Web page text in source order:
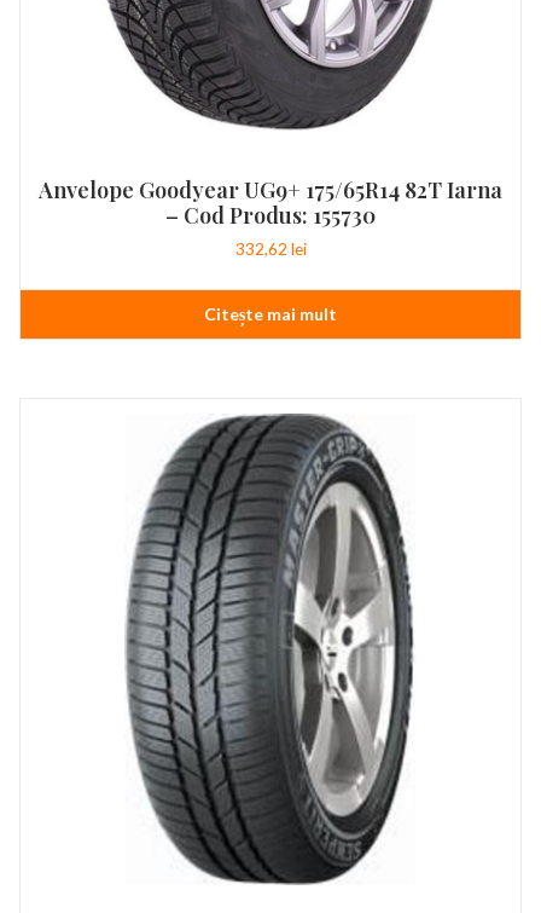
Anvelope Goodyear UG9+ 175/65R14 82T Iarna
– Cod Produs: 155730
332,62 lei
Citește mai mult